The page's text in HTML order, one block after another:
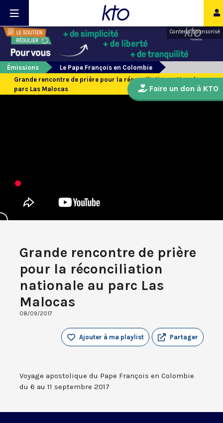
Contenu sponsorisé
Émissions
Le Pape François en Colombie
Grande rencontre de prière pour la réconciliation nationale au
parc Las Malocas
Grande rencontre de prière
pour la réconciliation
nationale au parc Las
Malocas
08/09/2017
Partager
Ajouter à ma playlist
Voyage apostolique du Pape François en Colombie
du 6 au 11 septembre 2017
Faire un don à KTO